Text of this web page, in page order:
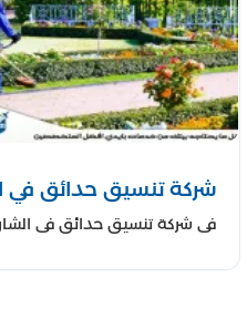
المثالي؟
للحدائق.
الطويل الأمد.
البيئية.
استشارة مجانية وتحقيق
شركة تنسيق حدائق في
في شركة تنسيق حدائق في